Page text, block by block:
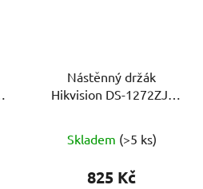
Nástěnný držák
Hikvision DS-1272ZJ-
Skladem (>5 ks)
825 Kč